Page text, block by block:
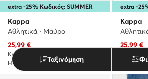
extra -25% Κωδικός: SUMMER
Kappa
Αθλητικά · Μαύρο
Τρέχουσα τιμή
25,99 €
Κανονική τιμή
Η χαμηλότερη τιμή30,90 €-15%
extra -
Kappa
Τρέχουσα
25,99 €
Η
Ταξινόμηση